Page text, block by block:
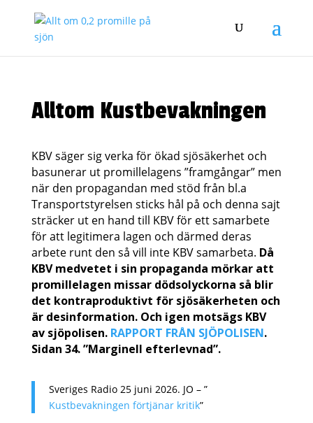
Alltom Kustbevakningen
KBV säger sig verka för ökad sjösäkerhet och
basunerar ut promillelagens ”framgångar” men
när den propagandan med stöd från bl.a
Transportstyrelsen sticks hål på och denna sajt
sträcker ut en hand till KBV för ett samarbete
för att legitimera lagen och därmed deras
arbete runt den så vill inte KBV samarbeta. Då
KBV medvetet i sin propaganda mörkar att
promillelagen missar dödsolyckorna så blir
det kontraproduktivt för sjösäkerheten och
är desinformation. Och igen motsägs KBV
av sjöpolisen. RAPPORT FRÅN SJÖPOLISEN.
Sidan 34.”Marginell efterlevnad”.
Sveriges Radio 25 juni 2026. JO – ”
Kustbevakningen förtjänar kritik”